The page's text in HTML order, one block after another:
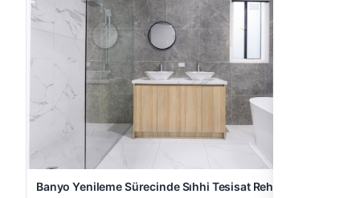
Banyo Yenileme Sürecinde Sıhhi Tesisat Rehberi